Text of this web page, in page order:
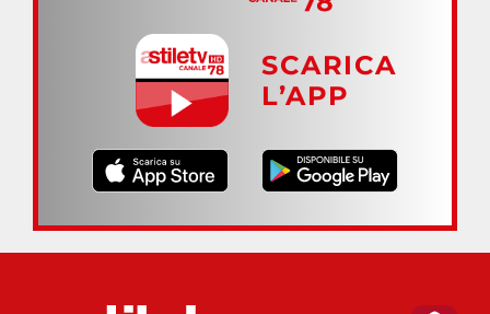
SCARICA
L’APP